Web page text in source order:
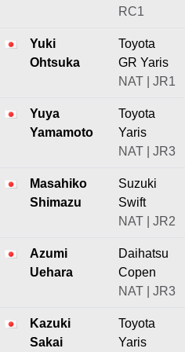
RC1
Yuki
Ohtsuka
Toyota
GR Yaris
NAT | JR1
Yuya
Yamamoto
Toyota
Yaris
NAT | JR3
Masahiko
Shimazu
Suzuki
Swift
NAT | JR2
Azumi
Uehara
Daihatsu
Copen
NAT | JR3
Kazuki
Sakai
Toyota
Yaris